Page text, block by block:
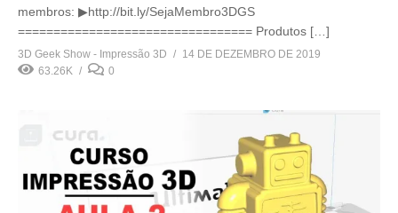
membros: ▶http://bit.ly/SejaMembro3DGS
================================= Produtos […]
3D Geek Show - Impressão 3D
14 DE DEZEMBRO DE 2019
63.26K
0